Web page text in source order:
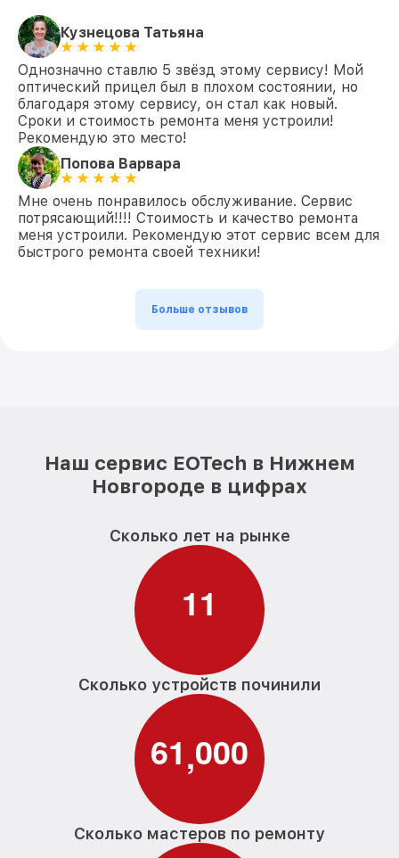
Кузнецова Татьяна
Однозначно ставлю 5 звёзд этому сервису! Мой
оптический прицел был в плохом состоянии, но
благодаря этому сервису, он стал как новый.
Сроки и стоимость ремонта меня устроили!
Рекомендую это место!
Попова Варвара
Мне очень понравилось обслуживание. Сервис
потрясающий!!!! Стоимость и качество ремонта
меня устроили. Рекомендую этот сервис всем для
быстрого ремонта своей техники!
Больше отзывов
Наш сервис EOTech в Нижнем
Новгороде в цифрах
Сколько лет на рынке
11
Сколько устройств починили
61,000
Сколько мастеров по ремонту